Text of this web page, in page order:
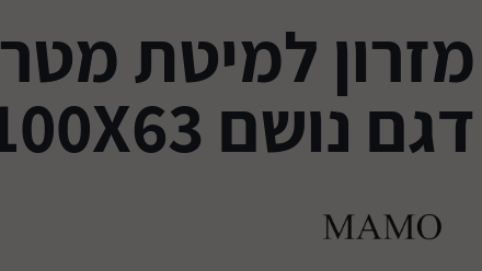
מזרון למיטת מטר
דגם נושם 100X63